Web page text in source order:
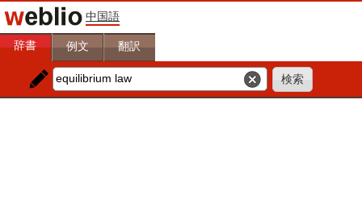
中国語
辞書 例文 翻訳